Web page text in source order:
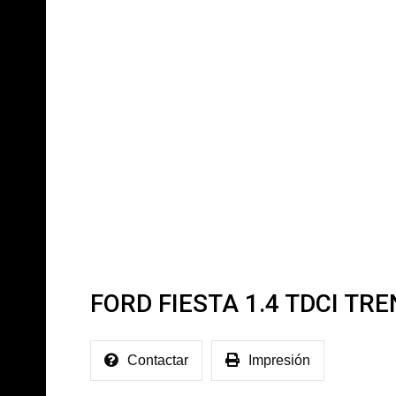
FORD FIESTA 1.4 TDCI
Contactar Impresión